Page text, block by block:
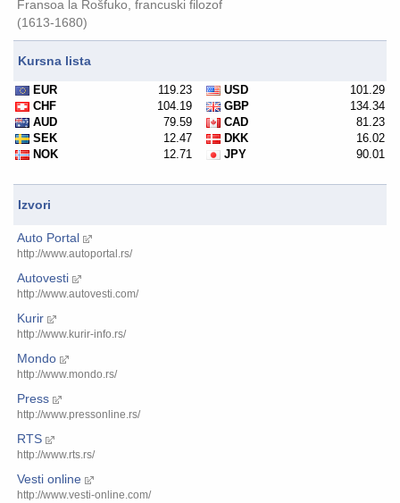
Fransoa la Rošfuko, francuski filozof
(1613-1680)
Kursna lista
Izvori
Auto Portal
http://www.autoportal.rs/
Autovesti
http://www.autovesti.com/
Kurir
http://www.kurir-info.rs/
Mondo
http://www.mondo.rs/
Press
http://www.pressonline.rs/
RTS
http://www.rts.rs/
Vesti online
http://www.vesti-online.com/